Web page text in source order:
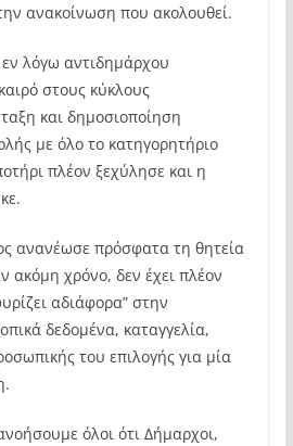
ανακοίνωση που ακολουθεί.
λόγω αντιδημάρχου
στους κύκλους
και δημοσιοποίηση
με όλο το κατηγορητήριο
πλέον ξεχύλησε και η
ανανέωσε πρόσφατα τη θητεία
ακόμη χρόνο, δεν έχει πλέον
αδιάφορα” στην
δεδομένα, καταγγελία,
του επιλογής για μία
όλοι ότι Δήμαρχοι,